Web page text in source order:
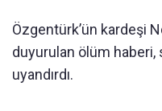
Özgentürk’ün kardeşi
duyurulan ölüm haberi,
uyandırdı.